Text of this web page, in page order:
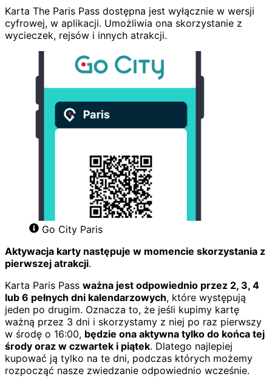
Karta The Paris Pass dostępna jest wyłącznie w wersji
cyfrowej, w aplikacji. Umożliwia ona skorzystanie z
wycieczek, rejsów i innych atrakcji.
Go City Paris
Aktywacja karty następuje w momencie skorzystania z
pierwszej atrakcji.
Karta Paris Pass ważna jest odpowiednio przez 2, 3, 4
lub 6 pełnych dni kalendarzowych, które występują
jeden po drugim. Oznacza to, że jeśli kupimy kartę
ważną przez 3 dni i skorzystamy z niej po raz pierwszy
w środę o 16:00, będzie ona aktywna tylko do końca tej
środy oraz w czwartek i piątek. Dlatego najlepiej
kupować ją tylko na te dni, podczas których możemy
rozpocząć nasze zwiedzanie odpowiednio wcześnie.